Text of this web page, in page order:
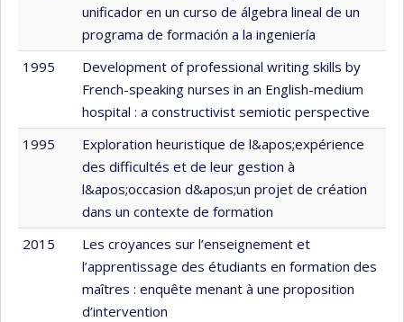
unificador en un curso de álgebra lineal de un
programa de formación a la ingeniería
1995
Development of professional writing skills by
French-speaking nurses in an English-medium
hospital : a constructivist semiotic perspective
1995
Exploration heuristique de l&apos;expérience
des difficultés et de leur gestion à
l&apos;occasion d&apos;un projet de création
dans un contexte de formation
2015
Les croyances sur l’enseignement et
l’apprentissage des étudiants en formation des
maîtres : enquête menant à une proposition
d’intervention